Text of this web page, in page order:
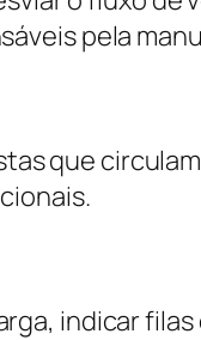
pela
que circulam
indicar